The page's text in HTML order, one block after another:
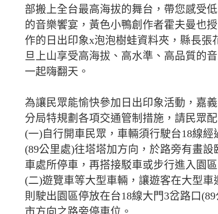
部搬上全台最高海拔的舞台，帶您感受
的音樂饗宴，黃色小鴨創作者霍夫曼也
作的日出印象x泡泡樹蛙資料夾，縣長張
旦上山享受高海拔、高水準、高品質的
一起嗨翻天。
為讓民眾能愉快參加日出印象活動，嘉
分局特規劃各項交通管制措施，請民眾
(一)自行開車民眾，車輛須行駛台18線經
(89公里處)往塔塔加方向，於路旁有畫設
車處所停車，再搭接駁車或步行進入園
(二)遊覽車等大型車輛，讓遊客在大型車
則駛出園區停放在台18線大門3岔路口
市方向之路旁停車位。